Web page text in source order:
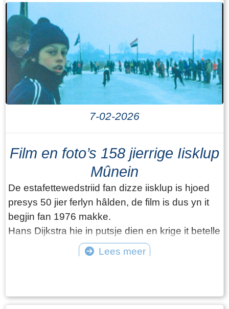
7-02-2026
Film en foto’s 158 jierrige Iisklup
Mûnein
De estafettewedstriid fan dizze iisklup is hjoed
presys 50 jier ferlyn hâlden, de film is dus yn it
begjin fan 1976 makke.
Hans Dijkstra hie in putsje dien en krige it betelle
mei in kamera. Doe nei Johannes kapper om in
pear bandsje dêr’t er hast in wyklean oan kwyt
fuotballers fan de Trynwâldsterboys wiene der,
Lees meer